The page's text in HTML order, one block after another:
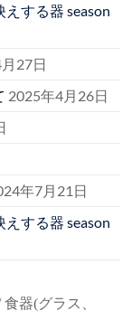
する器 season
27日
2025年4月26日
年7月21日
する器 season
器(グラス、